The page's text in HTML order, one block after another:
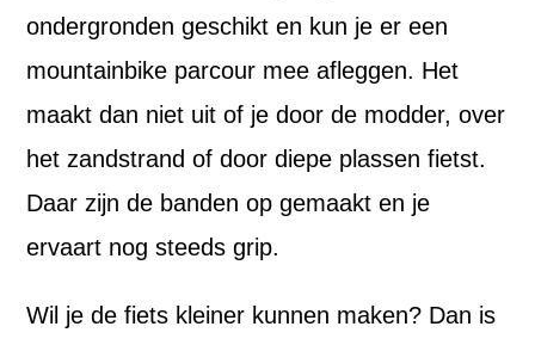
ondergronden geschikt en kun je er een
mountainbike parcour mee afleggen. Het
maakt dan niet uit of je door de modder, over
het zandstrand of door diepe plassen fietst.
Daar zijn de banden op gemaakt en je
ervaart nog steeds grip.
Wil je de fiets kleiner kunnen maken? Dan is